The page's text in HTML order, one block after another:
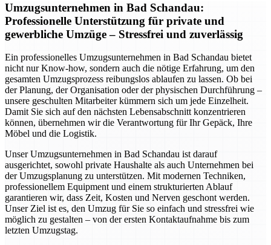
Umzugsunternehmen in Bad Schandau:
Professionelle Unterstützung für private und
gewerbliche Umzüge – Stressfrei und zuverlässig
Ein professionelles Umzugsunternehmen in Bad Schandau bietet
nicht nur Know-how, sondern auch die nötige Erfahrung, um den
gesamten Umzugsprozess reibungslos ablaufen zu lassen. Ob bei
der Planung, der Organisation oder der physischen Durchführung –
unsere geschulten Mitarbeiter kümmern sich um jede Einzelheit.
Damit Sie sich auf den nächsten Lebensabschnitt konzentrieren
können, übernehmen wir die Verantwortung für Ihr Gepäck, Ihre
Möbel und die Logistik.
Unser Umzugsunternehmen in Bad Schandau ist darauf
ausgerichtet, sowohl private Haushalte als auch Unternehmen bei
der Umzugsplanung zu unterstützen. Mit modernen Techniken,
professionellem Equipment und einem strukturierten Ablauf
garantieren wir, dass Zeit, Kosten und Nerven geschont werden.
Unser Ziel ist es, den Umzug für Sie so einfach und stressfrei wie
möglich zu gestalten – von der ersten Kontaktaufnahme bis zum
letzten Umzugstag.